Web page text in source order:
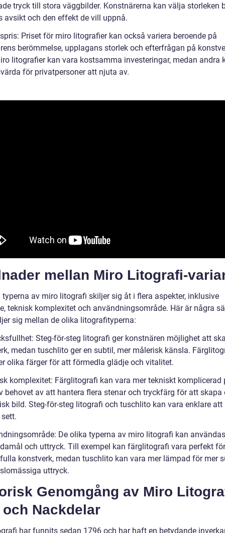
tryck till stora väggbilder. Konstnärerna kan välja storleken
avsikt och den effekt de vill uppnå.
Priset för miro litografier kan också variera beroende på
berömmelse, upplagans storlek och efterfrågan på
litografier kan vara kostsamma investeringar, medan andra
för privatpersoner att njuta av.
mellan Miro Litografi-
typerna av miro litografi skiljer sig åt i flera aspekter, inklusive
teknisk komplexitet och användningsområde. Här är några
sig mellan de olika litografityperna:
Steg-för-steg litografi ger konstnären möjlighet att
medan tuschlito ger en subtil, mer målerisk känsla.
olika färger för att förmedla glädje och vitalitet.
komplexitet: Färglitografi kan vara mer tekniskt komplicerad
behovet av att hantera flera stenar och tryckfärg för att skapa
bild. Steg-för-steg litografi och tuschlito kan vara enklare
De olika typerna av miro litografi kan
och uttryck. Till exempel kan färglitografi vara perfekt för
konstverk, medan tuschlito kan vara mer lämpad för mer
uttryck.
Genomgång av Miro
och Nackdelar
har funnits sedan 1796 och har haft en betydande